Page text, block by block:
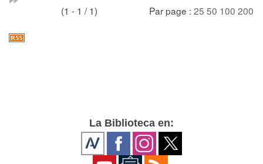
(1 - 1 / 1) Par page : 25 50 100 200
La Biblioteca en: